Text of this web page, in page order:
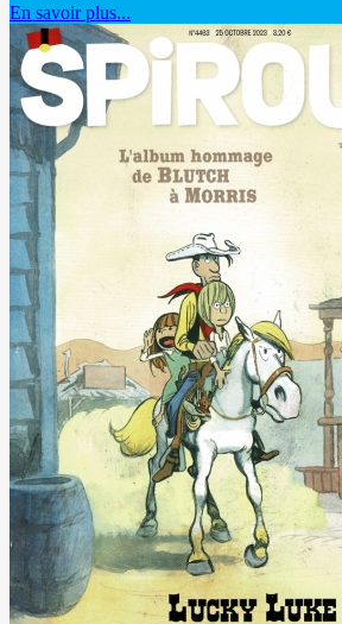
En savoir plus...